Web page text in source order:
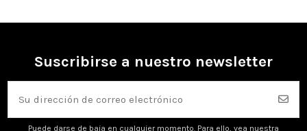
Suscribirse a nuestro newsletter
Puede darse de baja en cualquier momento. Para ello, vea nuestra